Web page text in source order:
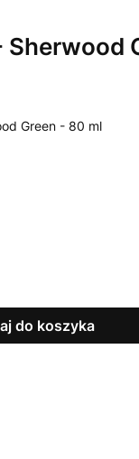
Green - 80 ml
do koszyka